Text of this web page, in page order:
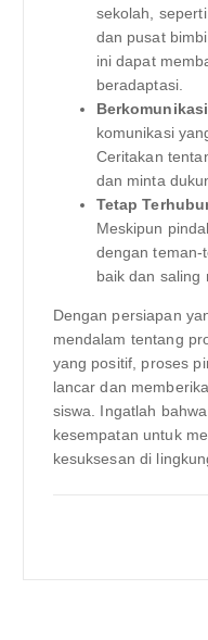
sekolah,
dan pusat
ini dapat
beradaptasi.
komunikasi
Ceritakan
dan minta
Tetap
Meskipun
dengan teman-
baik dan saling
Dengan persiapan
mendalam tentang
yang positif, proses
lancar dan
siswa. Ingatlah
kesempatan untuk
kesuksesan di